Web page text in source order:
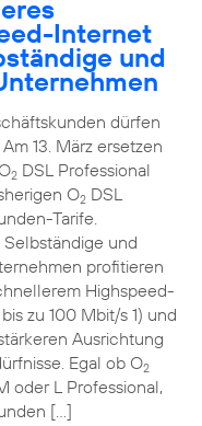
Internet
und
dürfen
13. März ersetzen
2DSL Professional
O2DSL
Tarife.
Selbständige und
profitieren
Highspeed-
zu 100 Mbit/s 1) und
Ausrichtung
Egal ob O2
oder L Professional,
[…]